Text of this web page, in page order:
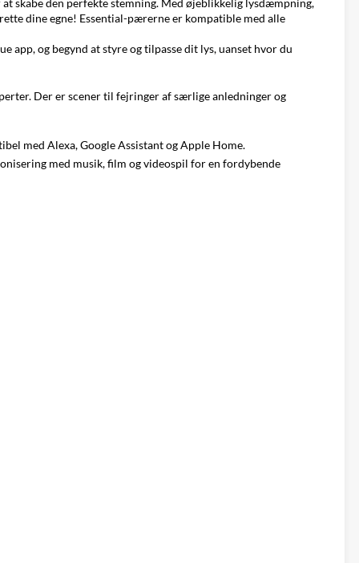
skabe den perfekte stemning. Med øjeblikkelig lysdæmpning,
dine egne! Essential-pærerne er kompatible med alle
app, og begynd at styre og tilpasse dit lys, uanset hvor du
Der er scener til fejringer af særlige anledninger og
med Alexa, Google Assistant og Apple Home.
med musik, film og videospil for en fordybende